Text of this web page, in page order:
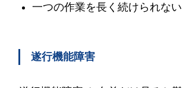
一つの作業を長く続けられない
遂行機能障害